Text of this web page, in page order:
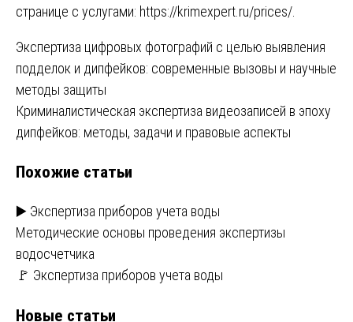
странице с услугами: https://krimexpert.ru/prices/.
Навигация
по
записям
Экспертиза цифровых фотографий с целью выявления
подделок и дипфейков: современные вызовы и научные
методы защиты
Криминалистическая экспертиза видеозаписей в эпоху
дипфейков: методы, задачи и правовые аспекты
Похожие статьи
▶️ Экспертиза приборов учета воды
Методические основы проведения экспертизы
водосчетчика
🚩 Экспертиза приборов учета воды
Новые статьи